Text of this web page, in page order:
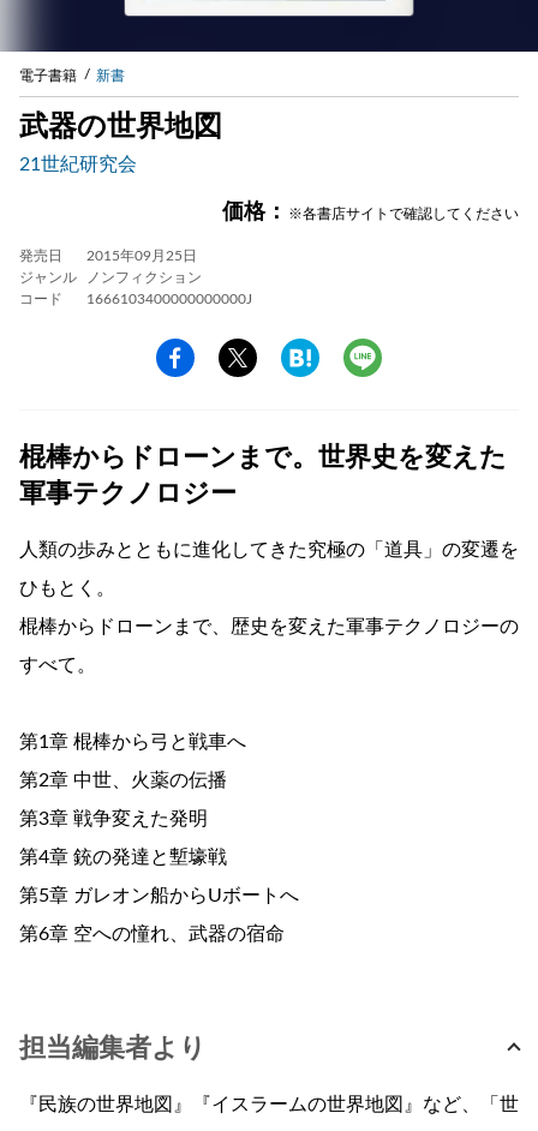
電子書籍 新書
武器の世界地図
21世紀研究会
価格： ※各書店サイトで確認してください
発売日
2015年09月25日
ジャンル
ノンフィクション
コード
1666103400000000000J
棍棒からドローンまで。世界史を変えた
軍事テクノロジー
人類の歩みとともに進化してきた究極の「道具」の変遷を
ひもとく。
棍棒からドローンまで、歴史を変えた軍事テクノロジーの
すべて。
第1章 棍棒から弓と戦車へ
第2章 中世、火薬の伝播
第3章 戦争変えた発明
第4章 銃の発達と塹壕戦
第5章 ガレオン船からUボートへ
第6章 空への憧れ、武器の宿命
担当編集者より
『民族の世界地図』『イスラームの世界地図』など、「世